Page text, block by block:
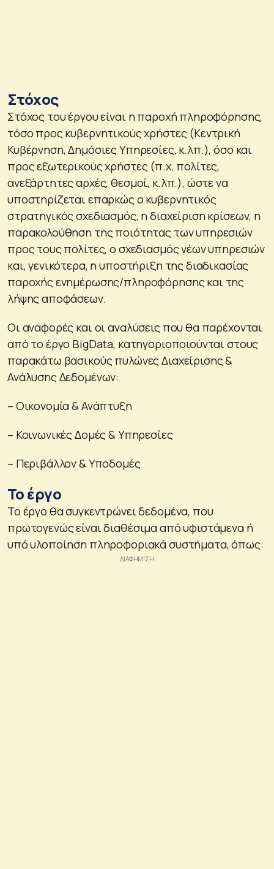
Στόχος
Στόχος του έργου είναι η παροχή πληροφόρησης,
τόσο προς κυβερνητικούς χρήστες (Κεντρική
Κυβέρνηση, Δημόσιες Υπηρεσίες, κ.λπ.), όσο και
προς εξωτερικούς χρήστες (π.χ. πολίτες,
ανεξάρτητες αρχές, θεσμοί, κ.λπ.), ώστε να
υποστηρίζεται επαρκώς ο κυβερνητικός
στρατηγικός σχεδιασμός, η διαχείριση κρίσεων, η
παρακολούθηση της ποιότητας των υπηρεσιών
προς τους πολίτες, ο σχεδιασμός νέων υπηρεσιών
και, γενικότερα, η υποστήριξη της διαδικασίας
παροχής ενημέρωσης/πληροφόρησης και της
λήψης αποφάσεων.
Οι αναφορές και οι αναλύσεις που θα παρέχονται
από το έργο BigData, κατηγοριοποιούνται στους
παρακάτω βασικούς πυλώνες Διαχείρισης &
Ανάλυσης Δεδομένων:
– Οικονομία & Ανάπτυξη
– Κοινωνικές Δομές & Υπηρεσίες
– Περιβάλλον & Υποδομές
Το έργο
Το έργο θα συγκεντρώνει δεδομένα, που
πρωτογενώς είναι διαθέσιμα από υφιστάμενα ή
υπό υλοποίηση πληροφοριακά συστήματα, όπως: